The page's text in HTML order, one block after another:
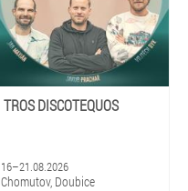
TROS DISCOTEQUOS
16–21.08.2026
Chomutov, Doubice